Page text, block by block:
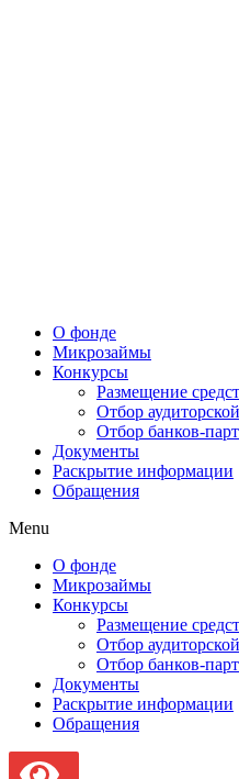
О фонде
Микрозаймы
Конкурсы
Размещение
Отбор
Отбор банков-
Документы
Раскрытие информации
Обращения
Menu
О фонде
Микрозаймы
Конкурсы
Размещение
Отбор
Отбор банков-
Документы
Раскрытие информации
Обращения